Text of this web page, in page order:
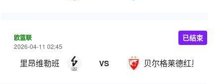
欧篮联
2026-04-11 02:45
里昂维勒班 VS 贝尔格莱德红星
已结束